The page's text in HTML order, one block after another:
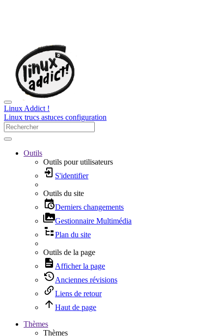
Linux Addict !
Linux trucs astuces configuration
Outils
Outils pour utilisateurs
S'identifier
Outils du site
Derniers changements
Gestionnaire Multimédia
Plan du site
Outils de la page
Afficher la page
Anciennes révisions
Liens de retour
Haut de page
Thèmes
Thèmes